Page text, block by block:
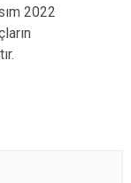
2022